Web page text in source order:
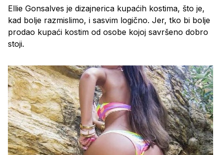
Ellie Gonsalves je dizajnerica kupaćih kostima, što je,
kad bolje razmislimo, i sasvim logično. Jer, tko bi bolje
prodao kupaći kostim od osobe kojoj savršeno dobro
stoji.